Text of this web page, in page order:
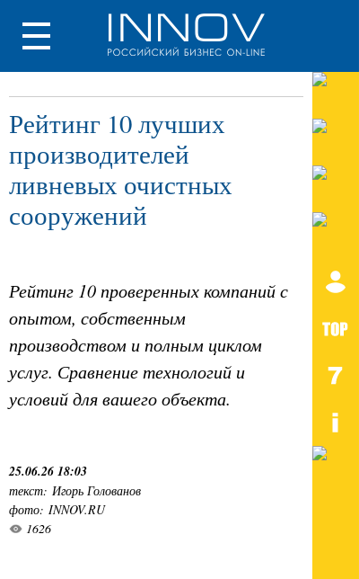
Рейтинг 10 лучших
производителей
ливневых очистных
сооружений
Рейтинг 10 проверенных компаний с
опытом, собственным
производством и полным циклом
услуг. Сравнение технологий и
условий для вашего объекта.
25.06.26 18:03
текст: Игорь Голованов
фото: INNOV.RU
1626